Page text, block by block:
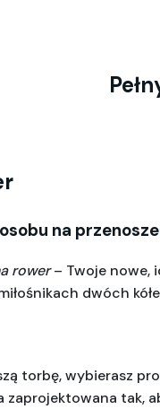
na
rower – Twoje nowe,
dwóch
torbę, wybierasz
zaprojektowana tak,